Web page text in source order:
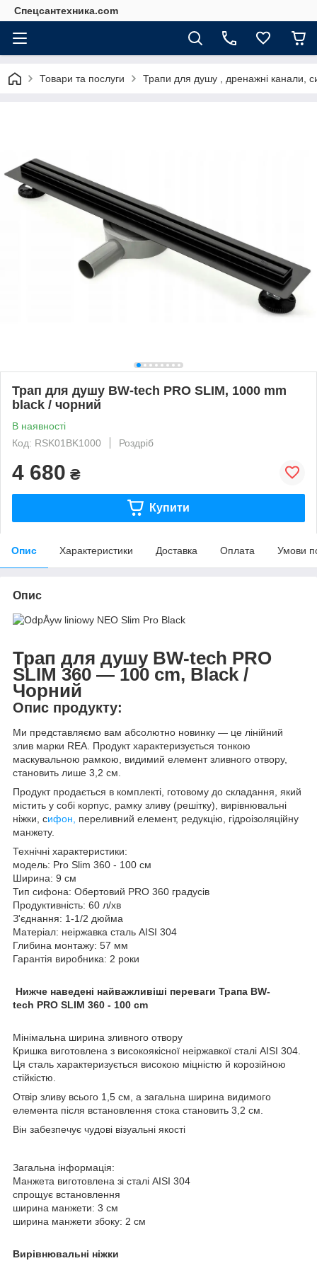
Спецсантехника.com
Товари та послуги Трапи для душу , дренажні канали,
Трап для душу BW-tech PRO SLIM, 1000 mm
black / чорний
В наявності
Код: RSK01BK1000
Роздріб
4 680 ₴
Купити
Опис Характеристики Доставка Оплата Умови
Опис
Трап для душу BW-tech PRO
SLIM 360 — 100 cm, Black /
Чорний
Опис продукту:
Ми представляємо вам абсолютно новинку — це лінійний
злив марки REA. Продукт характеризується тонкою
маскувальною рамкою, видимий елемент зливного отвору,
становить лише 3,2 см.
Продукт продається в комплекті, готовому до складання, який
містить у собі корпус, рамку зливу (решітку), вирівнювальні
ніжки, сифон, переливний елемент, редукцію, гідроізоляційну
манжету.
Технічні характеристики:
модель: Pro Slim 360 - 100 см
Ширина: 9 см
Тип сифона: Обертовий PRO 360 градусів
Продуктивність: 60 л/хв
З'єднання: 1-1/2 дюйма
Матеріал: неіржавка сталь AISI 304
Глибина монтажу: 57 мм
Гарантія виробника: 2 роки
Нижче наведені найважливіші переваги Трапа BW-
tech PRO SLIM 360 - 100 cm
Мінімальна ширина зливного отвору
Кришка виготовлена з високоякісної неіржавкої сталі AISI 304.
Ця сталь характеризується високою міцністю й корозійною
стійкістю.
Отвір зливу всього 1,5 см, а загальна ширина видимого
елемента після встановлення стока становить 3,2 см.
Він забезпечує чудові візуальні якості
Загальна інформація:
Манжета виготовлена зі сталі AISI 304
спрощує встановлення
ширина манжети: 3 см
ширина манжети збоку: 2 см
Вирівнювальні ніжки